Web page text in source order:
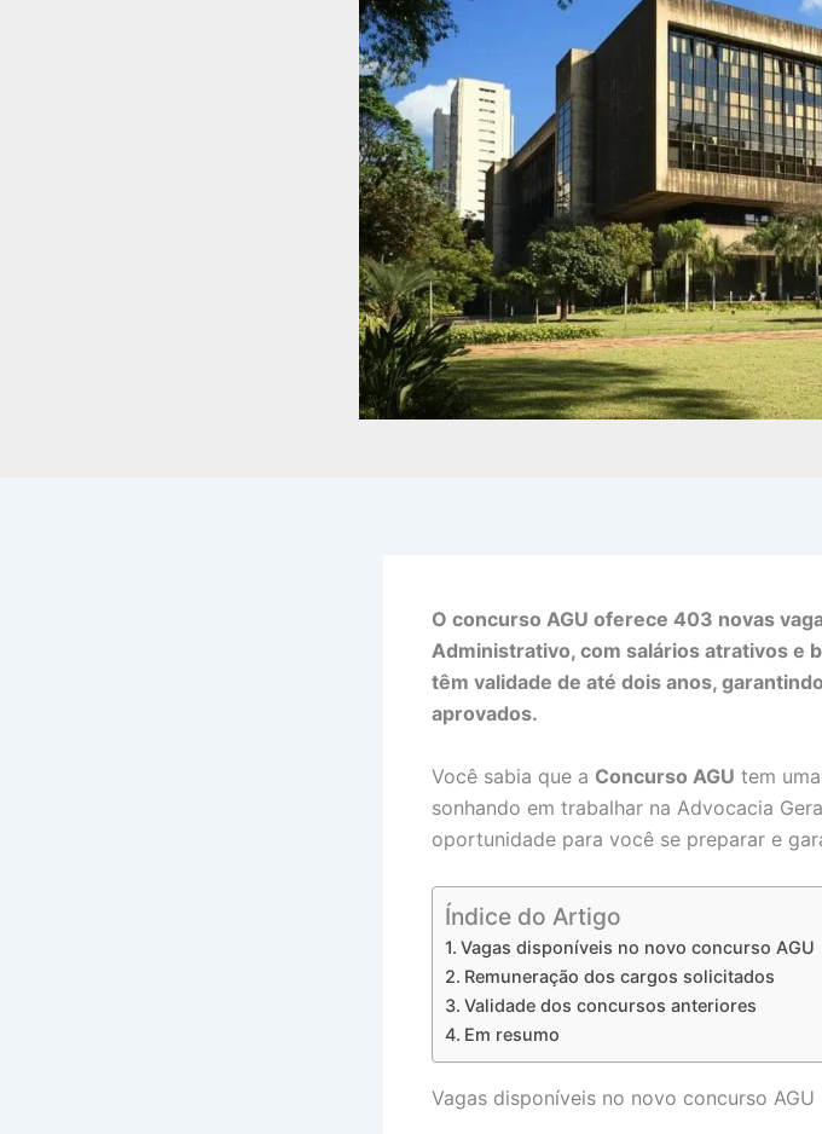
O concurso AGU oferece 403 novas
Administrativo, com salários atrativos e
têm validade de até dois anos,
aprovados.
Você sabia que a Concurso AGU tem
sonhando em trabalhar na Advocacia
oportunidade para você se preparar e
Índice do Artigo
Vagas disponíveis no novo concurso AGU
Remuneração dos cargos solicitados
Validade dos concursos anteriores
Em resumo
Vagas disponíveis no novo concurso AGU